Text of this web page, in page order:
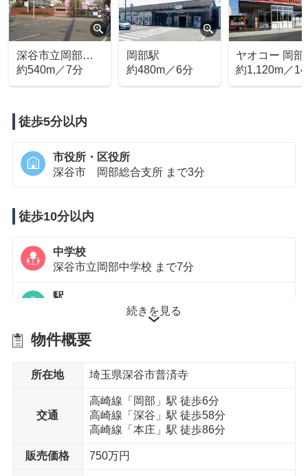
深谷市立岡部中
学校
約540m／7分
岡部駅
約480m／6分
ヤオコー 岡部
約1,120m／
徒歩5分以内
市役所・区役所
深谷市 岡部総合支所 まで3分
徒歩10分以内
中学校
深谷市立岡部中学校 まで7分
駅
岡部駅 まで6分
岡部小学校 まで14分
スーパー
ヤオコー 岡部店 まで14分
続きを見る
物件概要
所在地 埼玉県深谷市普済寺
交通
高崎線「岡部」駅 徒歩6分
高崎線「深谷」駅 徒歩58分
高崎線「本庄」駅 徒歩86分
販売価格 750万円